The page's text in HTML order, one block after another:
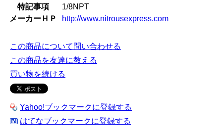
特記事項
1/8NPT
メーカーＨＰ
http://www.nitrousexpress.com
この商品について問い合わせる
この商品を友達に教える
買い物を続ける
Yahoo!ブックマークに登録する
はてなブックマークに登録する